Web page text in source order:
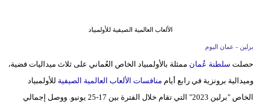
وتكنولوجيا
الألعاب العالمية الصيفية للأولمبياد
برلين - عمان اليوم
حصلت سلطنة عُمان ممثلة بالأولمبياد الخاص العُماني على ثلاث ميداليات فضية،
وميدالية برونزية في رابع أيام منافسات الألعاب العالمية الصيفية للأولمبياد
الخاص "برلين 2023" التي تقام خلال الفترة بين 17-25 يونيو. ووصل إجمالي